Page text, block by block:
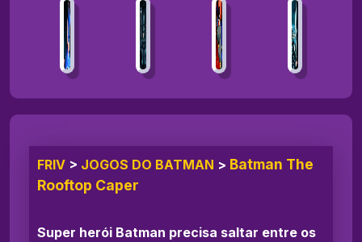
FRIV > JOGOS DO BATMAN > Batman The
Rooftop Caper
Super herói Batman precisa saltar entre os